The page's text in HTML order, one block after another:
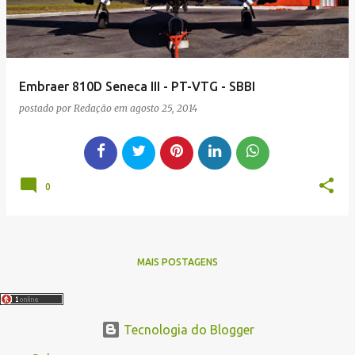
Embraer 810D Seneca III - PT-VTG - SBBI
postado por Redação em agosto 25, 2014
0
MAIS POSTAGENS
Tecnologia do Blogger